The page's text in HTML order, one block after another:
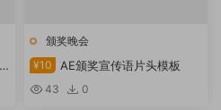
颁奖晚会
¥10
AE颁奖宣传语片头模板
43 0